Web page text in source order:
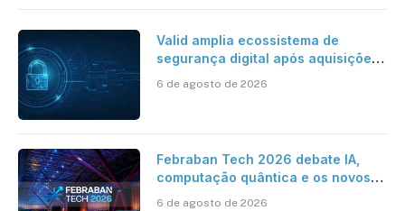
Valid amplia ecossistema de
segurança digital após aquisições
6 de agosto de 2026
Febraban Tech 2026 debate IA,
computação quântica e os novos
desafios da tecnologia bancária
6 de agosto de 2026